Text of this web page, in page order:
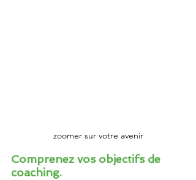
zoomer sur votre avenir
Comprenez vos objectifs de
coaching.